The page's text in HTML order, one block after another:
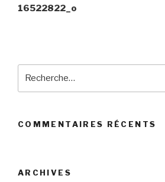
16522822_o
COMMENTAIRES RÉCENTS
ARCHIVES